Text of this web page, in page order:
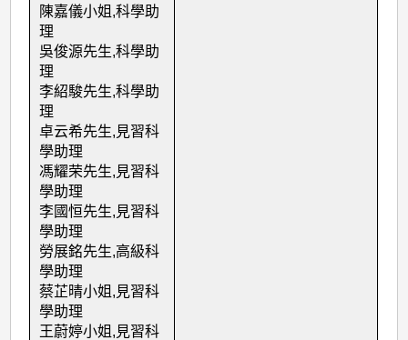
陳嘉儀小姐 ,科學助
理
吳俊源先生,科學助
理
李紹駿先生,科學助
理
卓云希先生, 見習科
學助理
馮耀荣先生, 見習科
學助理
李國恒先生, 見習科
學助理
勞展銘先生,高級科
學助理
蔡芷晴小姐 , 見習科
學助理
王蔚婷小姐 , 見習科